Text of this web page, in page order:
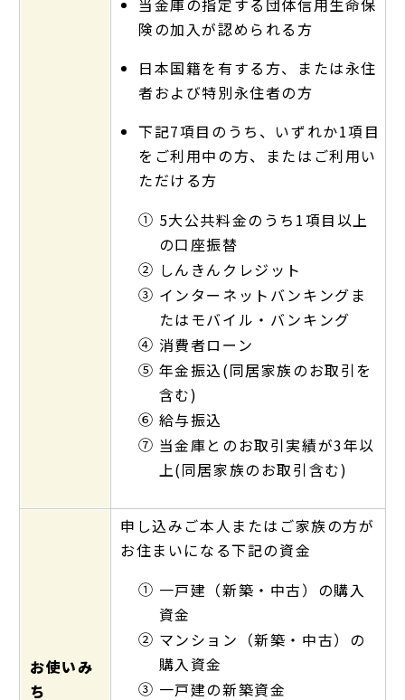
険の加入が認められる方
日本国籍を有する方、または永住
者および特別永住者の方
下記7項目のうち、いずれか1項目
をご利用中の方、またはご利用い
ただける方
① 5大公共料金のうち1項目以上
の口座振替
② しんきんクレジット
③ インターネットバンキングま
たはモバイル・バンキング
④ 消費者ローン
⑤ 年金振込(同居家族のお取引を
含む)
⑥ 給与振込
⑦ 当金庫とのお取引実績が3年以
上(同居家族のお取引含む)
お使いみ
ち
申し込みご本人またはご家族の方が
お住まいになる下記の資金
① 一戸建（新築・中古）の購入
資金
② マンション（新築・中古）の
購入資金
③ 一戸建の新築資金